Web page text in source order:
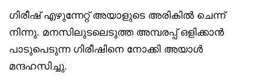
ഗിരീഷ് എഴുന്നേറ്റ് അയാളുടെ അരികിൽ ചെന്ന്
നിന്നു. മനസിലുടലെടുത്ത അമ്പരപ്പ് ഒളിക്കാൻ
പാടുപെടുന്ന ഗിരീഷിനെ നോക്കി അയാൾ
മന്ദഹസിച്ചു.